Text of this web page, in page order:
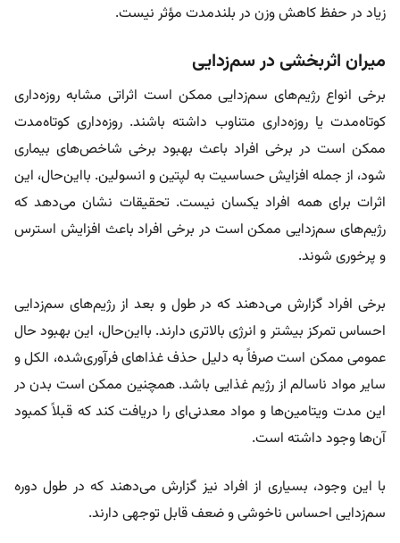
زیاد در حفظ کاهش وزن در بلندمدت مؤثر نیست.
میران اثربخشی در سم‌زدایی
برخی انواع رژیم‌های سم‌زدایی ممکن است اثراتی مشابه روزه‌داری
کوتاه‌مدت یا روزه‌داری متناوب داشته باشند. روزه‌داری کوتاه‌مدت
ممکن است در برخی افراد باعث بهبود برخی شاخص‌های بیماری
شود، از جمله افزایش حساسیت به لپتین و انسولین. بااین‌حال، این
اثرات برای همه افراد یکسان نیست. تحقیقات نشان می‌دهد که
رژیم‌های سم‌زدایی ممکن است در برخی افراد باعث افزایش استرس
و پرخوری شوند.
برخی افراد گزارش می‌دهند که در طول و بعد از رژیم‌های سم‌زدایی
احساس تمرکز بیشتر و انرژی بالاتری دارند. بااین‌حال، این بهبود حال
عمومی ممکن است صرفاً به دلیل حذف غذاهای فرآوری‌شده، الکل و
سایر مواد ناسالم از رژیم غذایی باشد. همچنین ممکن است بدن در
این مدت ویتامین‌ها و مواد معدنی‌ای را دریافت کند که قبلاً کمبود
آن‌ها وجود داشته است.
با این وجود، بسیاری از افراد نیز گزارش می‌دهند که در طول دوره
سم‌زدایی احساس ناخوشی و ضعف قابل توجهی دارند.